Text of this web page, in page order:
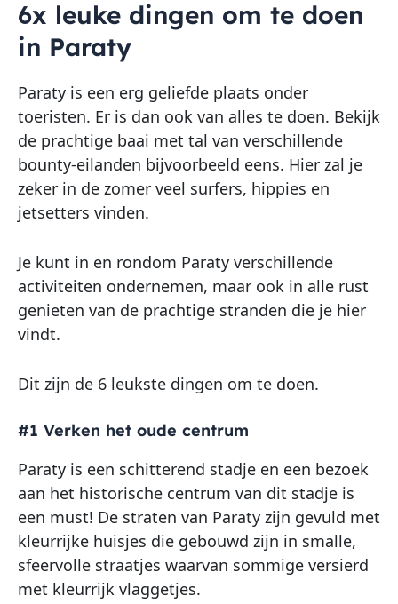
6x leuke dingen om te doen
in Paraty
Paraty is een erg geliefde plaats onder
toeristen. Er is dan ook van alles te doen. Bekijk
de prachtige baai met tal van verschillende
bounty-eilanden bijvoorbeeld eens. Hier zal je
zeker in de zomer veel surfers, hippies en
jetsetters vinden.
Je kunt in en rondom Paraty verschillende
activiteiten ondernemen, maar ook in alle rust
genieten van de prachtige stranden die je hier
vindt.
Dit zijn de 6 leukste dingen om te doen.
#1 Verken het oude centrum
Paraty is een schitterend stadje en een bezoek
aan het historische centrum van dit stadje is
een must! De straten van Paraty zijn gevuld met
kleurrijke huisjes die gebouwd zijn in smalle,
sfeervolle straatjes waarvan sommige versierd
met kleurrijk vlaggetjes.